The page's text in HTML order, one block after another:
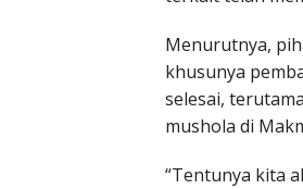
Menurutnya,
khusunya
selesai,
mushola di
“Tentunya kita